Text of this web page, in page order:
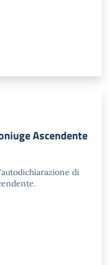
Ascendente
di